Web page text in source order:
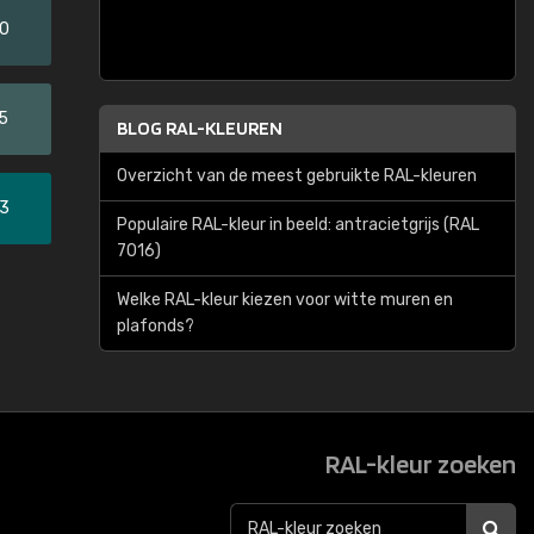
BLOG RAL-KLEUREN
Overzicht van de meest gebruikte RAL-kleuren
Populaire RAL-kleur in beeld: antracietgrijs (RAL
7016)
Welke RAL-kleur kiezen voor witte muren en
plafonds?
RAL-kleur zoeken